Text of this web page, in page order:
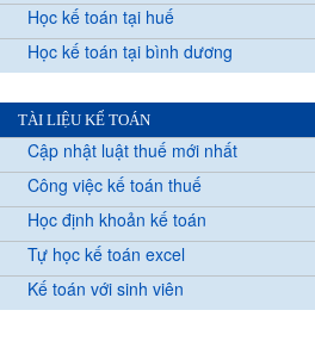
Học kế toán tại huế
Học kế toán tại bình dương
TÀI LIỆU KẾ TOÁN
Cập nhật luật thuế mới nhất
Công việc kế toán thuế
Học định khoản kế toán
Tự học kế toán excel
Kế toán với sinh viên